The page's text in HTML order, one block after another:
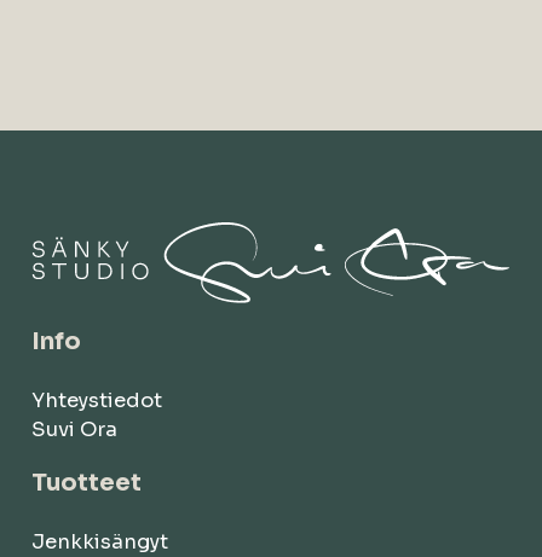
Info
Yhteystiedot
Suvi Ora
Tuotteet
Jenkkisängyt